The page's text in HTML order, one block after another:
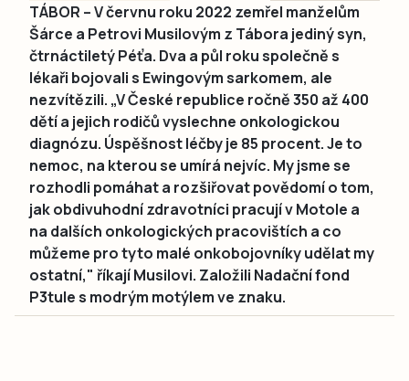
TÁBOR – V červnu roku 2022 zemřel manželům
Šárce a Petrovi Musilovým z Tábora jediný syn,
čtrnáctiletý Péťa. Dva a půl roku společně s
lékaři bojovali s Ewingovým sarkomem, ale
nezvítězili. „V České republice ročně 350 až 400
dětí a jejich rodičů vyslechne onkologickou
diagnózu. Úspěšnost léčby je 85 procent. Je to
nemoc, na kterou se umírá nejvíc. My jsme se
rozhodli pomáhat a rozšiřovat povědomí o tom,
jak obdivuhodní zdravotníci pracují v Motole a
na dalších onkologických pracovištích a co
můžeme pro tyto malé onkobojovníky udělat my
ostatní," říkají Musilovi. Založili Nadační fond
P3tule s modrým motýlem ve znaku.